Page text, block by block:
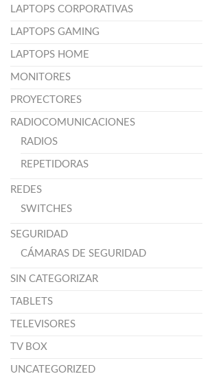
LAPTOPS CORPORATIVAS
LAPTOPS GAMING
LAPTOPS HOME
MONITORES
PROYECTORES
RADIOCOMUNICACIONES
RADIOS
REPETIDORAS
REDES
SWITCHES
SEGURIDAD
CÁMARAS DE SEGURIDAD
SIN CATEGORIZAR
TABLETS
TELEVISORES
TV BOX
UNCATEGORIZED